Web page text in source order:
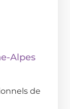
Alpes
de